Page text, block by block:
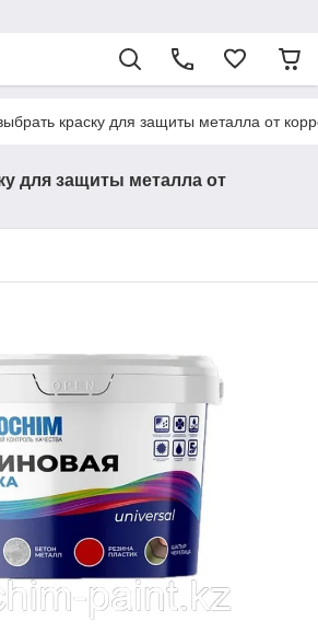
краску для защиты металла от
для защиты металла от